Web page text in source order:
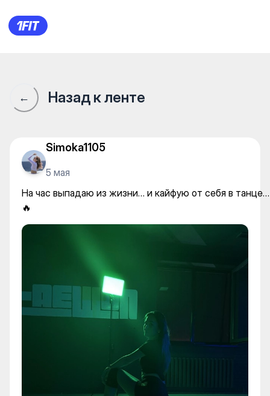
На час выпадаю из жизни…
← Назад к ленте
Simoka1105
5 мая
На час выпадаю из жизни… и кайфую от себя в танце…
🔥